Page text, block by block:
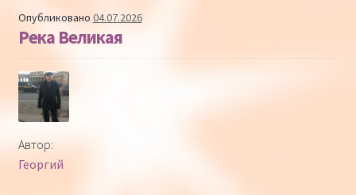
Опубликовано 04.07.2026
Река Великая
Автор:
Георгий